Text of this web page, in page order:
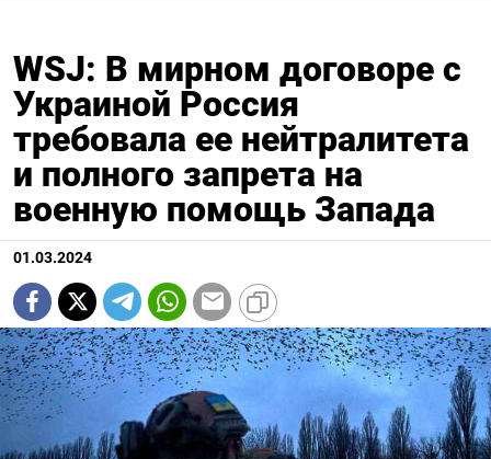
WSJ: В мирном договоре с
Украиной Россия
требовала ее нейтралитета
и полного запрета на
военную помощь Запада
01.03.2024